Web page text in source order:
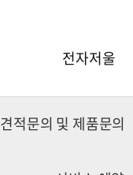
전자저울
전자저울
분동
견적문의 및 제품문의